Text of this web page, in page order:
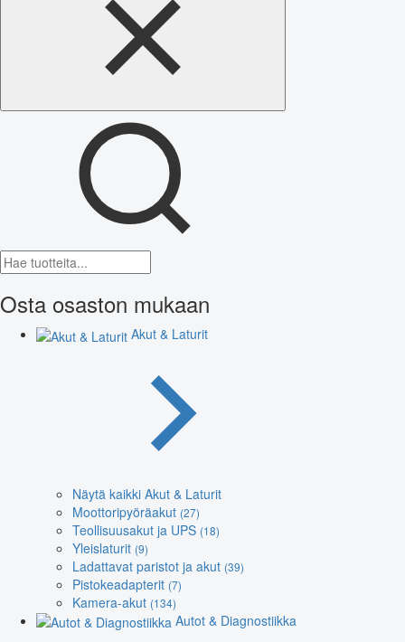
Osta osaston mukaan
Akut & Laturit
Näytä kaikki Akut & Laturit
Moottoripyöräakut (27)
Teollisuusakut ja UPS (18)
Yleislaturit (9)
Ladattavat paristot ja akut (39)
Pistokeadapterit (7)
Kamera-akut (134)
Autot & Diagnostiikka